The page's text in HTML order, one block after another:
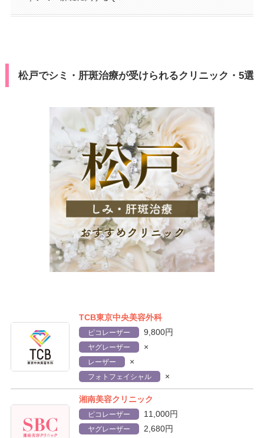
松戸でシミ・肝斑治療が受けられるクリニック・5選
TCB東京中央美容外科
ピコレーザー 9,800円
ヤグレーザー ×
レーザー ×
フォトフェイシャル ×
湘南美容クリニック
ピコレーザー 11,000円
ヤグレーザー 2,680円